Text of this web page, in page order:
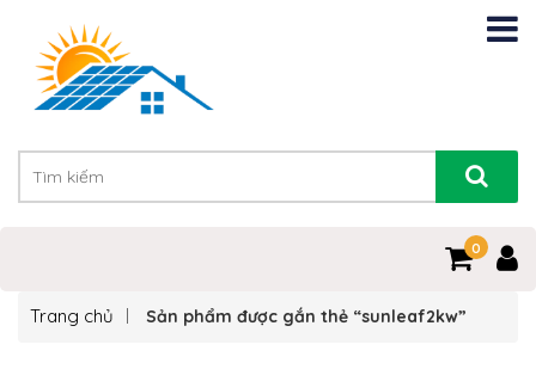
0
Trang chủ Sản phẩm được gắn thẻ “sunleaf2kw”